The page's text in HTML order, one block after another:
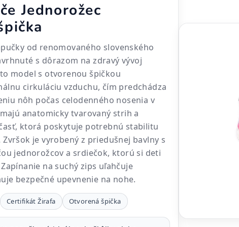
Jednorožec
od renomovaného slovenského
s dôrazom na zdravý vývoj
model s otvorenou špičkou
cirkuláciu vzduchu, čím predchádza
nôh počas celodenného nosenia v
anatomicky tvarovaný strih a
ktorá poskytuje potrebnú stabilitu
je vyrobený z priedušnej bavlny s
jednorožcov a srdiečok, ktorú si deti
na suchý zips uľahčuje
bezpečné upevnenie na nohe.
Certifikát Žirafa Otvorená špička